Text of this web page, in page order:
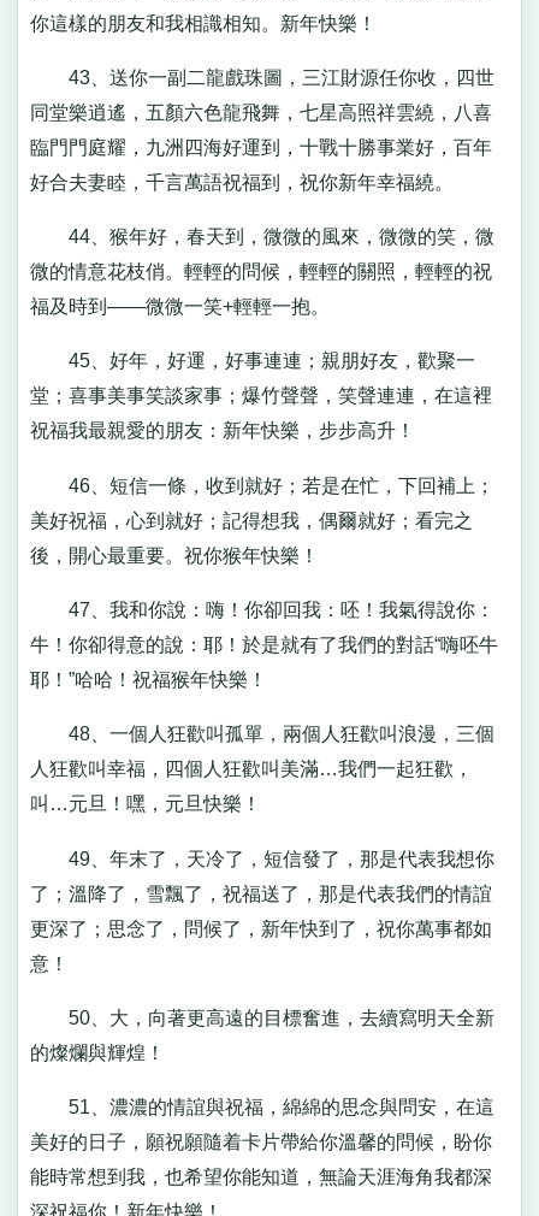
你這樣的朋友和我相識相知。新年快樂！
43、送你一副二龍戲珠圖，三江財源任你收，四世
同堂樂逍遙，五顏六色龍飛舞，七星高照祥雲繞，八喜
臨門門庭耀，九洲四海好運到，十戰十勝事業好，百年
好合夫妻睦，千言萬語祝福到，祝你新年幸福繞。
44、猴年好，春天到，微微的風來，微微的笑，微
微的情意花枝俏。輕輕的問候，輕輕的關照，輕輕的祝
福及時到——微微一笑+輕輕一抱。
45、好年，好運，好事連連；親朋好友，歡聚一
堂；喜事美事笑談家事；爆竹聲聲，笑聲連連，在這裡
祝福我最親愛的朋友：新年快樂，步步高升！
46、短信一條，收到就好；若是在忙，下回補上；
美好祝福，心到就好；記得想我，偶爾就好；看完之
後，開心最重要。祝你猴年快樂！
47、我和你說：嗨！你卻回我：呸！我氣得說你：
牛！你卻得意的說：耶！於是就有了我們的對話“嗨呸牛
耶！”哈哈！祝福猴年快樂！
48、一個人狂歡叫孤單，兩個人狂歡叫浪漫，三個
人狂歡叫幸福，四個人狂歡叫美滿…我們一起狂歡，
叫…元旦！嘿，元旦快樂！
49、年末了，天冷了，短信發了，那是代表我想你
了；溫降了，雪飄了，祝福送了，那是代表我們的情誼
更深了；思念了，問候了，新年快到了，祝你萬事都如
意！
50、大，向著更高遠的目標奮進，去續寫明天全新
的燦爛與輝煌！
51、濃濃的情誼與祝福，綿綿的思念與問安，在這
美好的日子，願祝願隨着卡片帶給你溫馨的問候，盼你
能時常想到我，也希望你能知道，無論天涯海角我都深